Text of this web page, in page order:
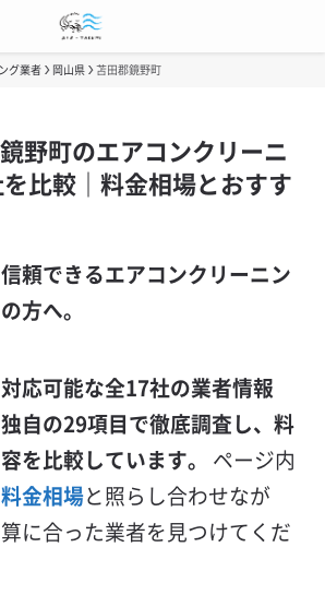
グ業者 岡山県 苫田郡鏡野町
野町のエアコンクリーニ
比較｜料金相場とおすす
頼できるエアコンクリーニン
方へ。
応可能な全17社の業者情報
自の29項目で徹底調査し、料
を比較しています。
ページ内
料金相場と照らし合わせなが
に合った業者を見つけてくだ